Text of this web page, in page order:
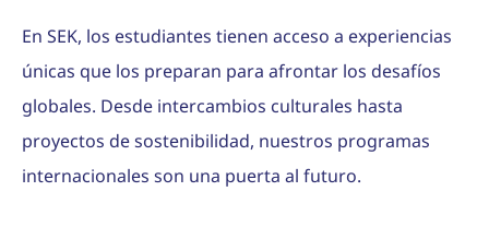
En SEK, los estudiantes tienen acceso a experiencias
únicas que los preparan para afrontar los desafíos
globales. Desde intercambios culturales hasta
proyectos de sostenibilidad, nuestros programas
internacionales son una puerta al futuro.